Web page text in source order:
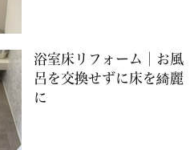
浴室床リフォーム│お風
呂を交換せずに床を綺麗
に